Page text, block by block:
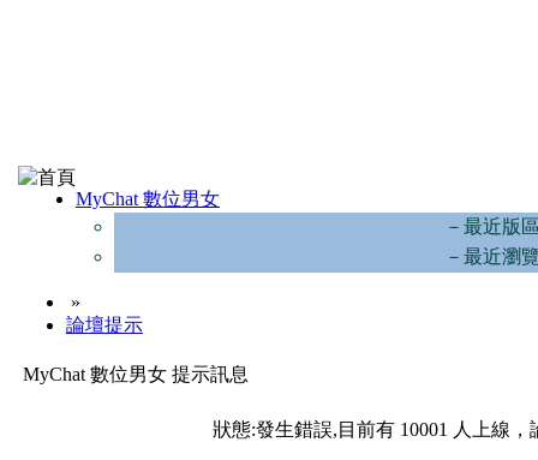
MyChat 數位男女
－最近版
－最近瀏
»
論壇提示
MyChat 數位男女 提示訊息
狀態:發生錯誤,目前有 10001 人上線